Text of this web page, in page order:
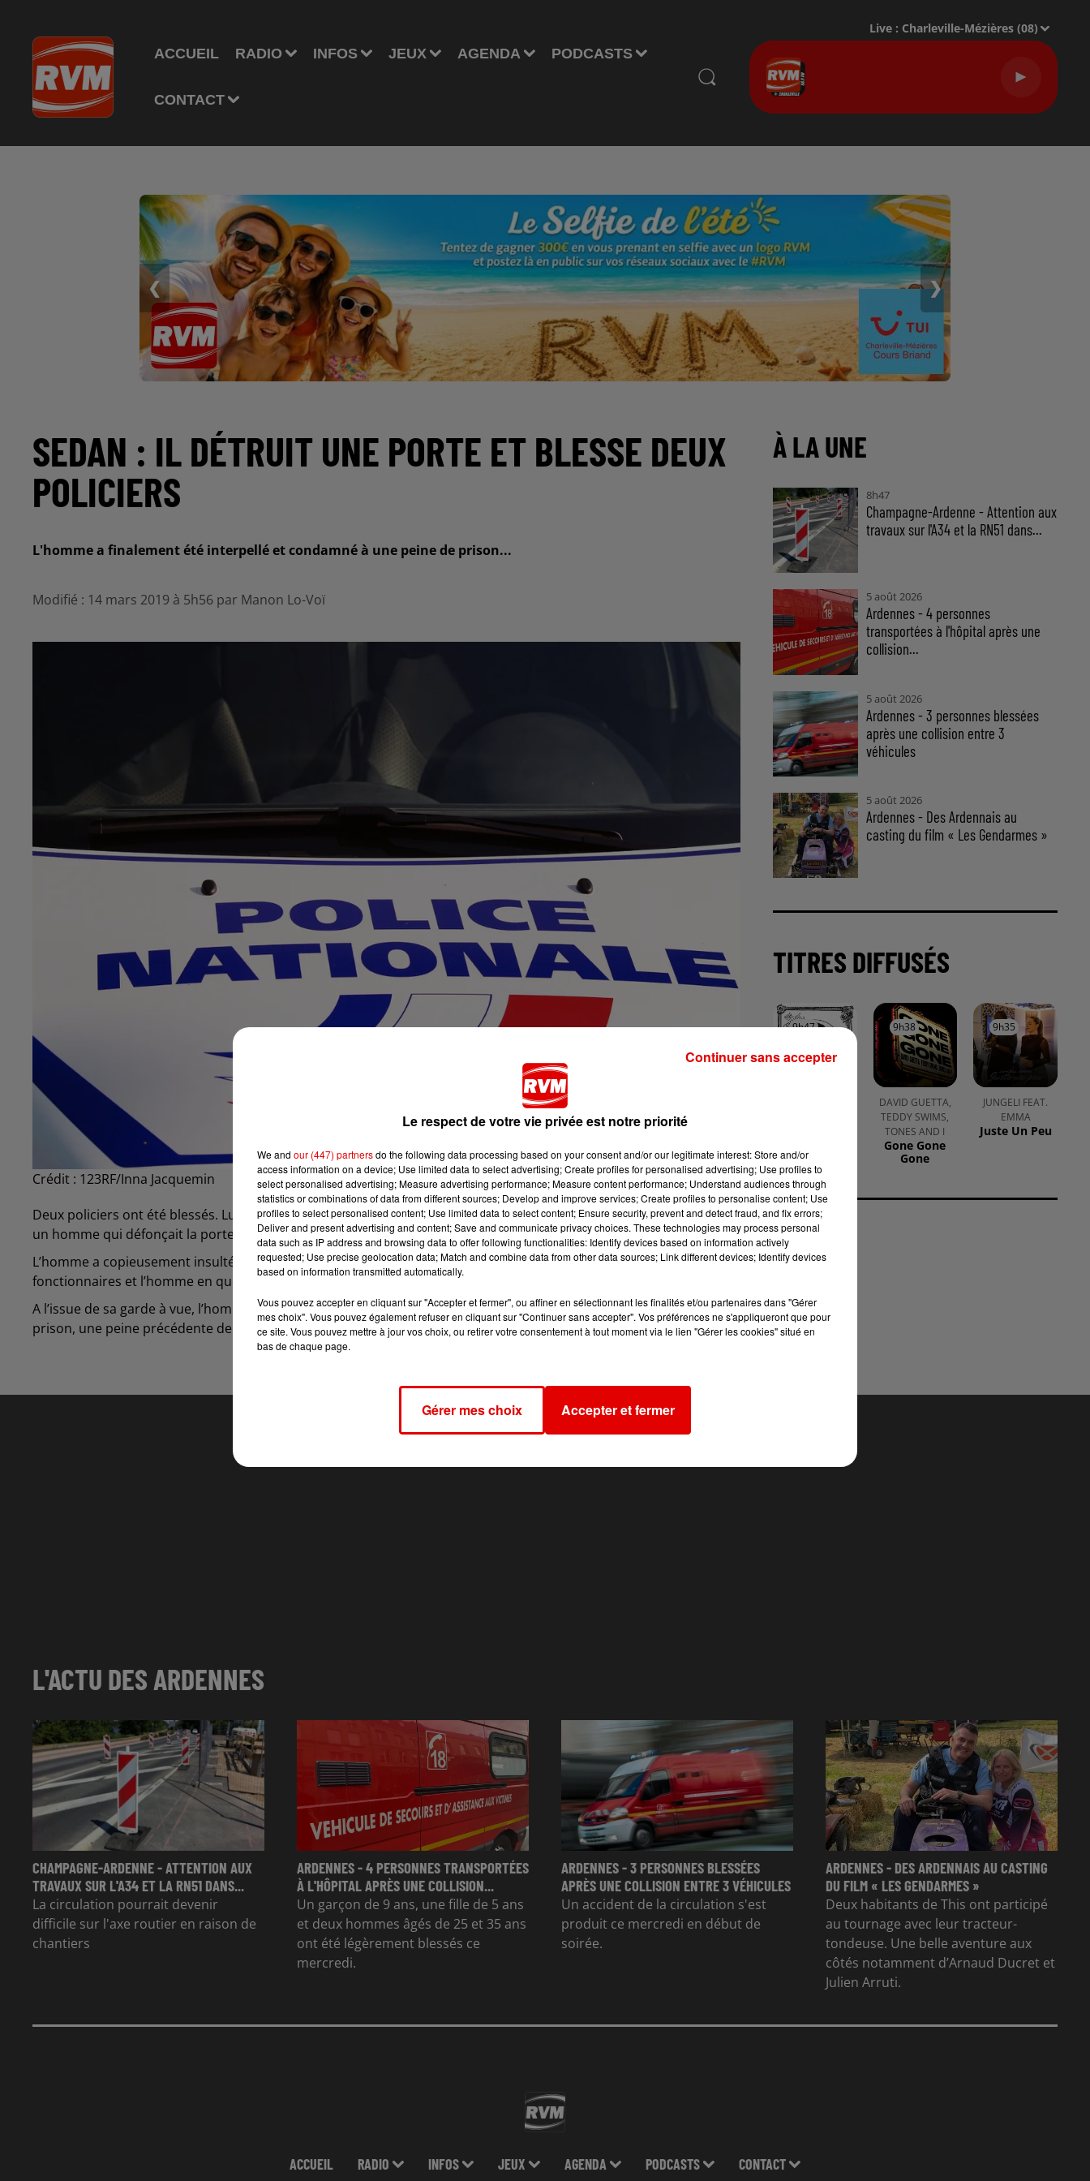
ACCUEIL RADIO INFOS JEUX AGENDA PODCASTS
CONTACT
Live : Charleville-Mézières (08)
❮ ❯
SEDAN : IL DÉTRUIT UNE PORTE ET BLESSE DEUX
POLICIERS
L'homme a finalement été interpellé et condamné à une peine de prison...
Modifié : 14 mars 2019 à 5h56 par Manon Lo-Voï
Crédit : 123RF/Inna Jacquemin
Deux policiers ont été blessés. Lundi 11 mars, vers 23h, quartier Zup de Sedan, les agents étaient intervenus pour
un homme qui défonçait la porte d’un appartement.
L’homme a copieusement insulté les policiers, tout en continuant, tant et si bien que la porte a cédé blessant deux
fonctionnaires et l’homme en question.
A l’issue de sa garde à vue, l’homme a été condamné ce mercredi 13 mars en comparution immédiate à 12 mois de
prison, une peine précédente de 8 mois a été révoquée. Il a été écroué.
À LA UNE
8h47
Champagne-Ardenne - Attention aux
travaux sur l'A34 et la RN51 dans...
5 août 2026
Ardennes - 4 personnes
transportées à l'hôpital après une
collision...
5 août 2026
Ardennes - 3 personnes blessées
après une collision entre 3
véhicules
5 août 2026
Ardennes - Des Ardennais au
casting du film « Les Gendarmes »
TITRES DIFFUSÉS
9h47
9h47 9h38
9h38
DAVID GUETTA,
TEDDY SWIMS,
TONES AND I
Gone Gone
Gone
9h35
9h35
JUNGELI FEAT.
EMMA
Juste Un Peu
L'ACTU DES ARDENNES
CHAMPAGNE-ARDENNE - ATTENTION AUX
TRAVAUX SUR L'A34 ET LA RN51 DANS...
La circulation pourrait devenir
difficile sur l'axe routier en raison de
chantiers
ARDENNES - 4 PERSONNES TRANSPORTÉES
À L'HÔPITAL APRÈS UNE COLLISION...
Un garçon de 9 ans, une fille de 5 ans
et deux hommes âgés de 25 et 35 ans
ont été légèrement blessés ce
mercredi.
ARDENNES - 3 PERSONNES BLESSÉES
APRÈS UNE COLLISION ENTRE 3 VÉHICULES
Un accident de la circulation s'est
produit ce mercredi en début de
soirée.
ARDENNES - DES ARDENNAIS AU CASTING
DU FILM « LES GENDARMES »
Deux habitants de This ont participé
au tournage avec leur tracteur-
tondeuse. Une belle aventure aux
côtés notamment d’Arnaud Ducret et
Julien Arruti.
ACCUEIL RADIO INFOS JEUX AGENDA PODCASTS CONTACT
Le respect de votre vie privée est notre priorité
We and our (447) partnersdo the following data processing based on your consent and/or our legitimate interest: Store and/or
access information on a device; Use limited data to select advertising; Create profiles for personalised advertising; Use profiles to
select personalised advertising; Measure advertising performance; Measure content performance; Understand audiences through
statistics or combinations of data from different sources; Develop and improve services; Create profiles to personalise content; Use
profiles to select personalised content; Use limited data to select content; Ensure security, prevent and detect fraud, and fix errors;
Deliver and present advertising and content; Save and communicate privacy choices. These technologies may process personal
data such as IP address and browsing data to offer following functionalities: Identify devices based on information actively
requested; Use precise geolocation data; Match and combine data from other data sources; Link different devices; Identify devices
based on information transmitted automatically.
Vous pouvez accepter en cliquant sur "Accepter et fermer", ou affiner en sélectionnant les finalités et/ou partenaires dans "Gérer
mes choix". Vous pouvez également refuser en cliquant sur "Continuer sans accepter". Vos préférences ne s'appliqueront que pour
ce site. Vous pouvez mettre à jour vos choix, ou retirer votre consentement à tout moment via le lien "Gérer les cookies" situé en
bas de chaque page.
Gérer mes choix Accepter et fermer
Continuer sans accepter